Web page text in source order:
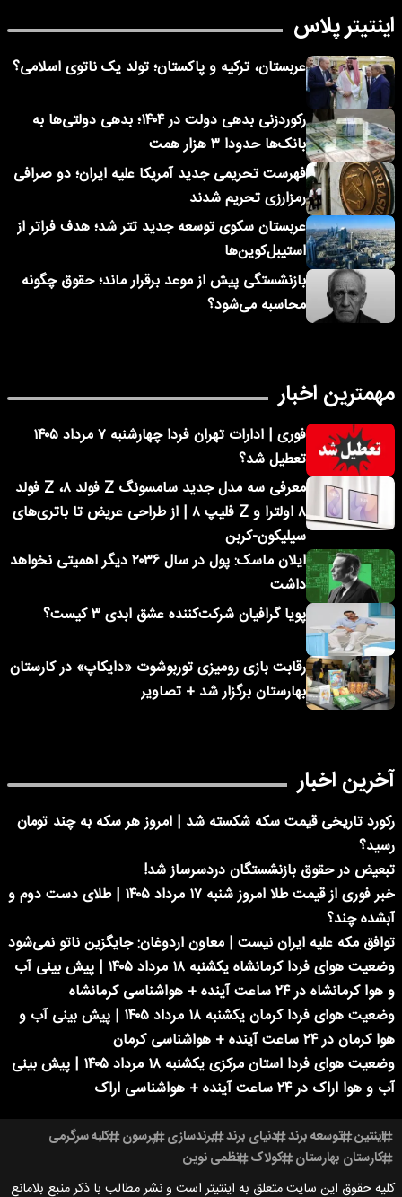
اینتیتر پلاس
عربستان، ترکیه و پاکستان؛ تولد یک ناتوی اسلامی؟
رکوردزنی بدهی دولت در ۱۴۰۴؛ بدهی دولتی‌ها به
بانک‌ها حدودا ۳ هزار همت
فهرست تحریمی جدید آمریکا علیه ایران؛ دو صرافی
رمزارزی تحریم شدند
عربستان سکوی توسعه جدید تتر شد؛ هدف فراتر از
استیبل‌کوین‌ها
بازنشستگی پیش از موعد برقرار ماند؛ حقوق چگونه
محاسبه می‌شود؟
مهمترین اخبار
فوری | ادارات تهران فردا چهارشنبه ۷ مرداد ۱۴۰۵
تعطیل شد؟
معرفی سه مدل جدید سامسونگ Z فولد ۸، Z فولد
۸ اولترا و Z فلیپ ۸ | از طراحی عریض تا باتری‌های
سیلیکون-کربن
ایلان ماسک: پول در سال ۲۰۳۶ دیگر اهمیتی نخواهد
داشت
پویا گرافیان شرکت‌کننده عشق ابدی ۳ کیست؟
رقابت بازی رومیزی توربوشوت «دایکاپ» در کارستان
بهارستان برگزار شد + تصاویر
آخرین اخبار
رکورد تاریخی قیمت سکه شکسته شد | امروز هر سکه به چند تومان
رسید؟
تبعیض در حقوق بازنشستگان دردسرساز شد!
خبر فوری از قیمت طلا امروز شنبه ۱۷ مرداد ۱۴۰۵ | طلای دست دوم و
آبشده چند؟
توافق مکه علیه ایران نیست | معاون اردوغان: جایگزین ناتو نمی‌شود
وضعیت هوای فردا کرمانشاه یکشنبه ۱۸ مرداد ۱۴۰۵ | پیش بینی آب
و هوا کرمانشاه در ۲۴ ساعت آینده + هواشناسی کرمانشاه
وضعیت هوای فردا کرمان یکشنبه ۱۸ مرداد ۱۴۰۵ | پیش بینی آب و
هوا کرمان در ۲۴ ساعت آینده + هواشناسی کرمان
وضعیت هوای فردا استان مرکزی یکشنبه ۱۸ مرداد ۱۴۰۵ | پیش بینی
آب و هوا اراک در ۲۴ ساعت آینده + هواشناسی اراک
اینتین توسعه برند دنیای برند برندسازی پرسون کلبه سرگرمی
کارستان بهارستان کولاک نظمی نوین
کلیه حقوق این سایت متعلق به اینتیتر است و نشر مطالب با ذکر منبع بلامانع